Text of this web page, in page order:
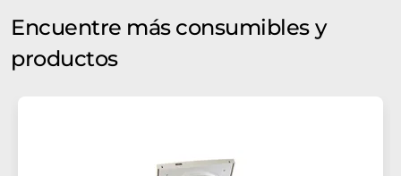
Encuentre más consumibles y
productos